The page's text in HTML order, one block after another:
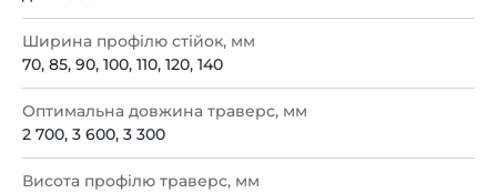
Ширина профілю стійок, мм
70, 85, 90, 100, 110, 120, 140
Оптимальна довжина траверс, мм
2 700, 3 600, 3 300
Висота профілю траверс, мм